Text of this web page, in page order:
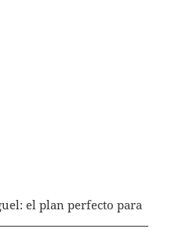
el plan perfecto para